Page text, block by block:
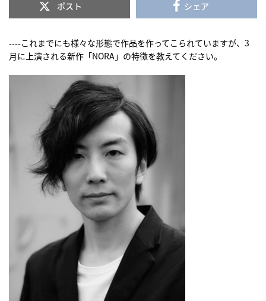
ポスト シェア
----これまでにも様々な形態で作品を作ってこられていますが、3
月に上演される新作「NORA」の特徴を教えてください。